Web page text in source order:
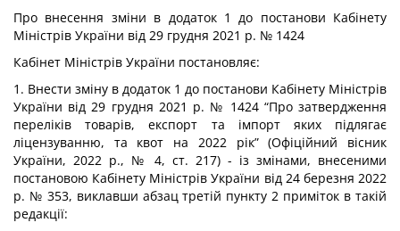
Про внесення зміни в додаток 1 до постанови Кабінету
Міністрів України від 29 грудня 2021 р. № 1424
Кабінет Міністрів України постановляє:
1. Внести зміну в додаток 1 до постанови Кабінету Міністрів
України від 29 грудня 2021 р. № 1424 “Про затвердження
переліків товарів, експорт та імпорт яких підлягає
ліцензуванню, та квот на 2022 рік” (Офіційний вісник
України, 2022 р., № 4, ст. 217) - із змінами, внесеними
постановою Кабінету Міністрів України від 24 березня 2022
р. № 353, виклавши абзац третій пункту 2 приміток в такій
редакції: